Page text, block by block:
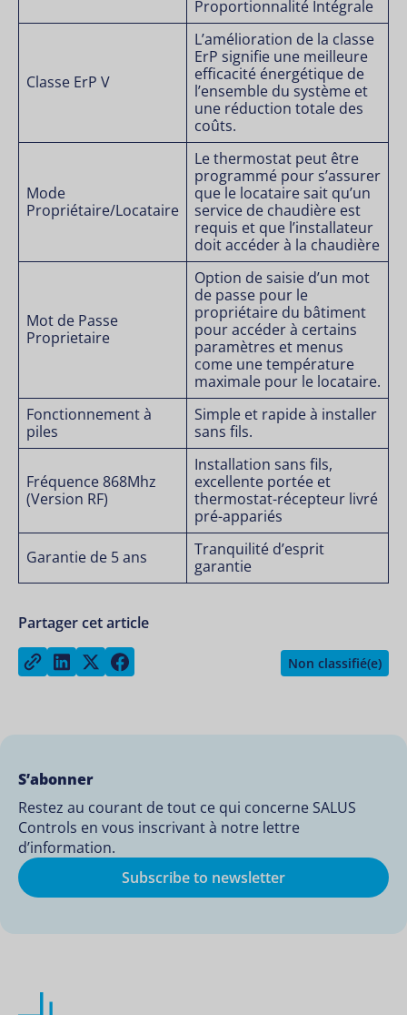
Proportionnalité Intégrale
Classe ErP V
L’amélioration de la classe
ErP signifie une meilleure
efficacité énergétique de
l’ensemble du système et
une réduction totale des
coûts.
Mode
Propriétaire/Locataire
Le thermostat peut être
programmé pour s’assurer
que le locataire sait qu’un
service de chaudière est
requis et que l’installateur
doit accéder à la chaudière
Mot de Passe
Proprietaire
Option de saisie d’un mot
de passe pour le
propriétaire du bâtiment
pour accéder à certains
paramètres et menus
come une température
maximale pour le locataire.
Fonctionnement à
piles
Simple et rapide à installer
sans fils.
Fréquence 868Mhz
(Version RF)
Installation sans fils,
excellente portée et
thermostat-récepteur livré
pré-appariés
Garantie de 5 ans
Tranquilité d’esprit
garantie
Partager cet article
Copy linkShare on LinkedIn
Share on Twitter Non classifié(e)
S’abonner
Restez au courant de tout ce qui concerne SALUS
Controls en vous inscrivant à notre lettre
d’information.
Subscribe to newsletter